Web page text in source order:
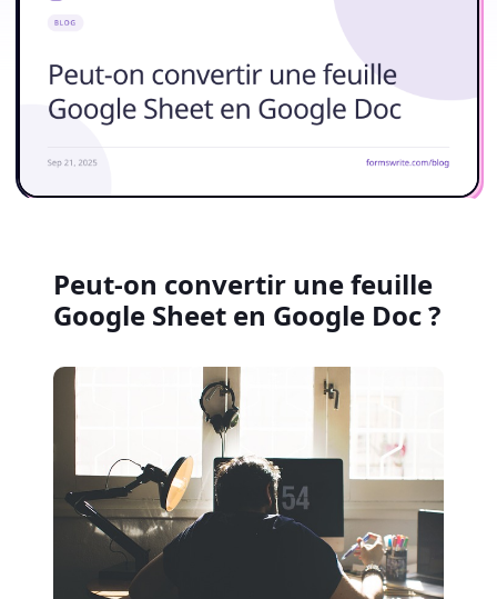
Peut-on convertir une feuille
Google Sheet en Google Doc ?